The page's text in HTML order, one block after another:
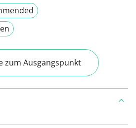
zum Ausgangspunkt